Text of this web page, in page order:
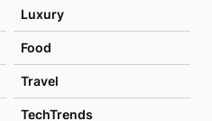
Luxury
Food
Travel
TechTrends